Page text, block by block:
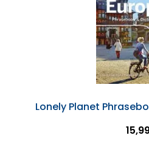
Lonely Planet